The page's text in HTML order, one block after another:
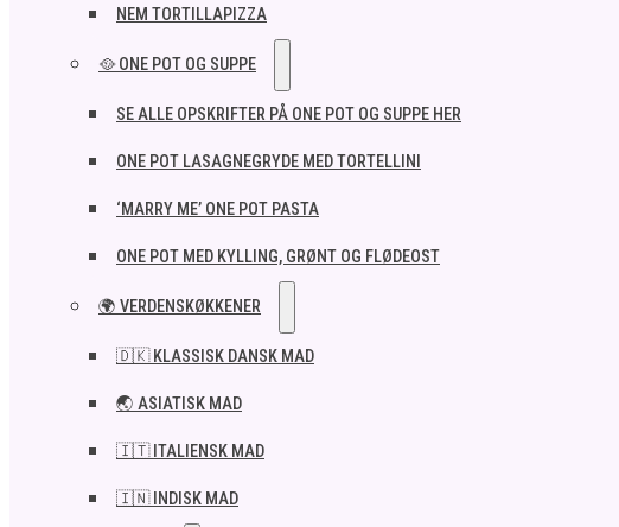
NEM TORTILLAPIZZA
🥘 ONE POT OG SUPPE
SE ALLE OPSKRIFTER PÅ ONE POT OG SUPPE HER
ONE POT LASAGNEGRYDE MED TORTELLINI
‘MARRY ME’ ONE POT PASTA
ONE POT MED KYLLING, GRØNT OG FLØDEOST
🌍 VERDENSKØKKENER
🇩🇰 KLASSISK DANSK MAD
🌏 ASIATISK MAD
🇮🇹 ITALIENSK MAD​
🇮🇳 INDISK MAD​